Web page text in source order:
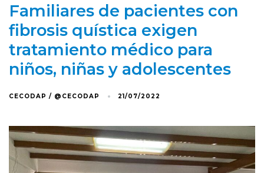
Familiares de pacientes con
fibrosis quística exigen
tratamiento médico para
niños, niñas y adolescentes
CECODAP / @CECODAP 21/07/2022